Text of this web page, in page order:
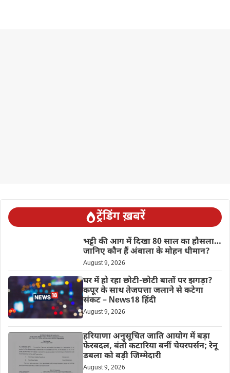
ट्रेंडिंग ख़बरें
भट्टी की आग में दिखा 80 साल का हौसला…
जानिए कौन हैं अंबाला के मोहन धीमान?
August 9, 2026
घर में हो रहा छोटी-छोटी बातों पर झगड़ा?
कपूर के साथ तेजपत्ता जलाने से कटेगा
संकट – News18 हिंदी
August 9, 2026
हरियाणा अनुसूचित जाति आयोग में बड़ा
फेरबदल, बंतो कटारिया बनीं चेयरपर्सन; रेनू
डबला को बड़ी जिम्मेदारी
August 9, 2026